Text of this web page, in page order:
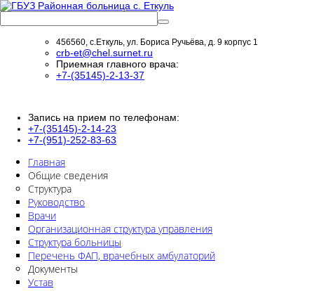
456560, с.Еткуль, ул. Бориса Ручьёва, д. 9 корпус 1
crb-et@chel.surnet.ru
Приемная главного врача:
+7-(35145)-2-13-37
Запись на прием по телефонам:
+7-(35145)-2-14-23
+7-(951)-252-83-63
Главная
Общие сведения
Структура
Руководство
Врачи
Организационная структура управления
Структура больницы
Перечень ФАП, врачебных амбулаторий
Документы
Устав